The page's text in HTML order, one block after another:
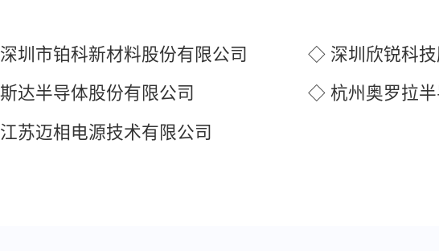
圳市铂科新材料股份有限公司
◇ 深圳欣锐科
达半导体股份有限公司
◇ 杭州奥罗拉
苏迈相电源技术有限公司